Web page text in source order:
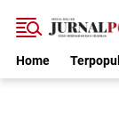
Home